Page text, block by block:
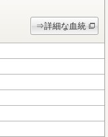
⇒詳細な血統